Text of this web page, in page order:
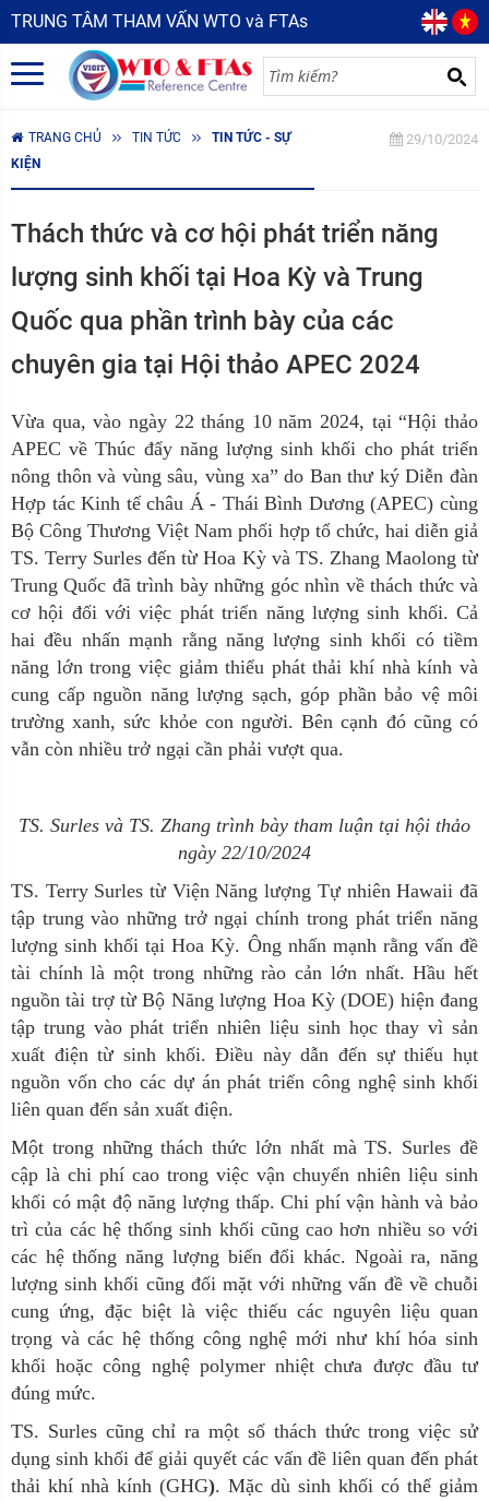
TRUNG TÂM THAM VẤN WTO và FTAs
TRANG CHỦ TIN TỨC
TIN TỨC - SỰ
KIỆN
29/10/2024
Thách thức và cơ hội phát triển năng
lượng sinh khối tại Hoa Kỳ và Trung
Quốc qua phần trình bày của các
chuyên gia tại Hội thảo APEC 2024
Vừa qua, vào ngày 22 tháng 10 năm 2024, tại “Hội thảo
APEC vềThúc đẩy năng lượng sinh khối cho phát triển
nông thôn và vùng sâu, vùng xa” do Ban thư ký Diễn đàn
Hợp tác Kinh tế châu Á - Thái Bình Dương (APEC) cùng
Bộ Công Thương Việt Namphối hợp tổ chức, hai diễn giả
TS. Terry Surles đến từ Hoa Kỳ và TS. Zhang Maolong từ
Trung Quốc đã trình bày những góc nhìn về thách thức và
cơ hội đối với việc phát triển năng lượng sinh khối. Cả
hai đều nhấn mạnh rằng năng lượng sinh khối có tiềm
năng lớn trong việc giảm thiểu phát thải khí nhà kính và
cung cấp nguồn năng lượng sạch, góp phần bảo vệ môi
trường xanh, sức khỏe con người. Bên cạnh đó cũng có
vẫn còn nhiều trở ngại cần phải vượt qua.
TS. Surles và TS. Zhang trình bày tham luận tại hội thảo
ngày 22/10/2024
TS. Terry Surles từ Viện Năng lượng Tự nhiên Hawaii đã
tập trung vào những trở ngại chính trong phát triển năng
lượng sinh khối tại Hoa Kỳ. Ông nhấn mạnh rằng vấn đề
tài chính là một trong những rào cản lớn nhất. Hầu hết
nguồn tài trợ từ Bộ Năng lượng Hoa Kỳ (DOE) hiện đang
tập trung vào phát triển nhiên liệu sinh học thay vì sản
xuất điện từ sinh khối. Điều này dẫn đến sự thiếu hụt
nguồn vốn cho các dự án phát triển công nghệ sinh khối
liên quan đến sản xuất điện.
Một trong những thách thức lớn nhất mà TS. Surles đề
cập là chi phí cao trong việc vận chuyển nhiên liệu sinh
khối có mật độ năng lượng thấp. Chi phí vận hành và bảo
trì của các hệ thống sinh khối cũng cao hơn nhiều so với
các hệ thống năng lượng biến đổi khác. Ngoài ra, năng
lượng sinh khối cũng đối mặt với những vấn đề về chuỗi
cung ứng, đặc biệt là việc thiếu các nguyên liệu quan
trọng và các hệ thống công nghệ mới như khí hóa sinh
khối hoặc công nghệ polymer nhiệt chưa được đầu tư
đúng mức.
TS. Surles cũng chỉ ra một số thách thức trong việc sử
dụng sinh khối để giải quyết các vấn đề liên quan đến phát
thải khí nhà kính (GHG). Mặc dù sinh khối có thể giảm